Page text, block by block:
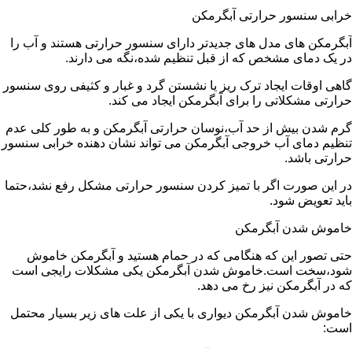
خرابی سنسور حرارتی آبگرمکن
آبگرمکن های مدل های جدیدتر دارای سنسور حرارتی هستند و آب را
در یک دمای مشخص که از قبل تنظیم شده،نگه می دارند.
گاهی اوقات ایجاد ترک ریز یا نشستن گرد و غبار و کثیفی روی سنسور
حرارتی مشکلاتی را برای آبگرمکن ایجاد می کند.
گرم شدن بیش از حد آب،نوسان حرارتی آبگرمکن و به طور کلی عدم
تنظیم دمای آب خروجی آبگرمکن می تواند نشان دهنده خرابی سنسور
حرارتی باشد.
در این صورت اگر با تمیز کردن سنسور حرارتی مشکل رفع نشد،حتما
باید تعویض شود.
خاموش شدن آبگرمکن
حتی تصور این که هنگامی که در حمام هستید و آبگرمکن خاموش
شود،سخت است.خاموش شدن آبگرمکن یکی مشکلات رایجی است
که در آبگرمکن نیز رخ می دهد.
خاموش شدن آبگرمکن دیواری با یکی از علت های زیر بسیار محتمل
است: